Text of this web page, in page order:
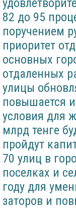
82 до 95
поручением
приоритет
основных
отдаленных
улицы
повышается
условия для
млрд тенге
пройдут
70 улиц в
поселках и
году для
заторов и